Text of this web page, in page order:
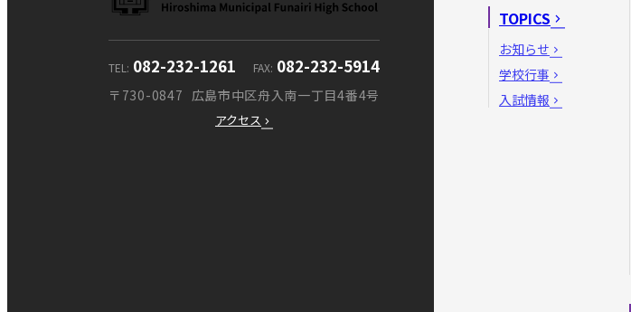
TOPICS
お知らせ
学校行事
入試情報
TEL 082-232-1261 FAX 082-232-5914
〒730-0847 広島市中区舟入南一丁目4番4号
アクセス